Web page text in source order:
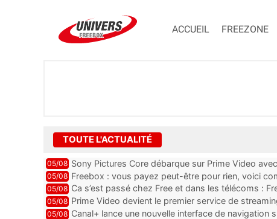
ACCUEIL FREEZONE
TOUTE L'ACTUALITÉ
05/08 Sony Pictures Core débarque sur Prime Video
05/08 Freebox : vous payez peut-être pour rien, voici
abonnements TV oubliés
05/08 Ca s’est passé chez Free et dans les télécoms :
pointe le bout de...
05/08 Prime Video devient le premier service de
ce lancement
05/08 Canal+ lance une nouvelle interface de navigation